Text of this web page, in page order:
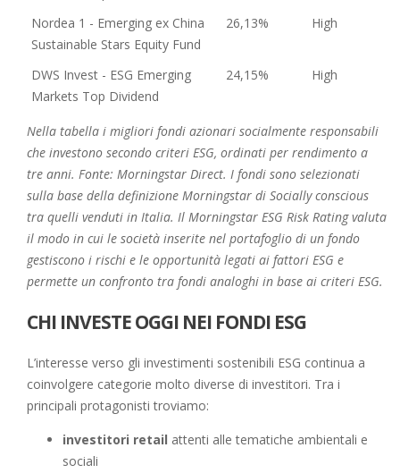
Nordea 1 - Emerging ex China
Sustainable Stars Equity Fund
26,13% High
DWS Invest - ESG Emerging
Markets Top Dividend
24,15% High
Nella tabella i migliori fondi azionari socialmente responsabili
che investono secondo criteri ESG, ordinati per rendimento a
tre anni. Fonte: Morningstar Direct. I fondi sono selezionati
sulla base della definizione Morningstar di Socially conscious
tra quelli venduti in Italia. Il Morningstar ESG Risk Rating valuta
il modo in cui le società inserite nel portafoglio di un fondo
gestiscono i rischi e le opportunità legati ai fattori ESG e
permette un confronto tra fondi analoghi in base ai criteri ESG.
CHI INVESTE OGGI NEI FONDI ESG
L’interesse verso gli investimenti sostenibili ESG continua a
coinvolgere categorie molto diverse di investitori. Tra i
principali protagonisti troviamo:
investitori retail attenti alle tematiche ambientali e
sociali